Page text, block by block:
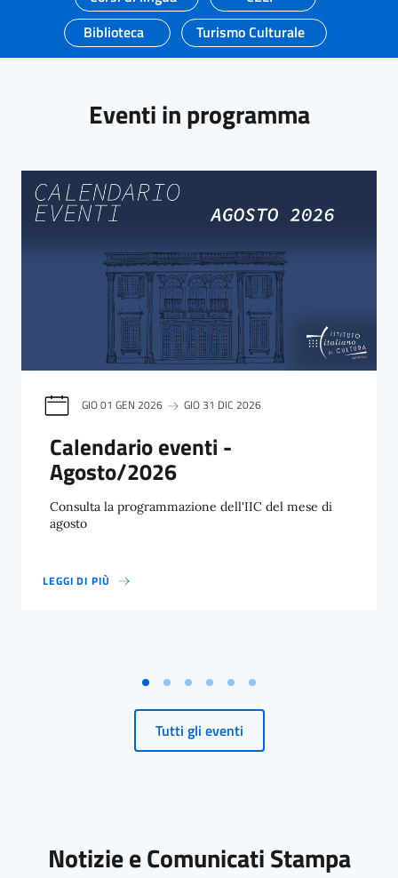
Biblioteca
Turismo Culturale
Eventi in programma
GIO 01 GEN 2026 GIO 31 DIC 2026
Calendario eventi -
Agosto/2026
Consulta la programmazione dell'IIC del mese di
agosto
LEGGI DI PIÙ
CALENDARIO EVENTI - AGOSTO/2026
Tutti gli eventi
Notizie e Comunicati Stampa